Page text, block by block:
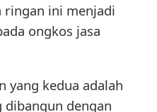
ringan ini menjadi
ongkos jasa
yang kedua adalah
dibangun dengan